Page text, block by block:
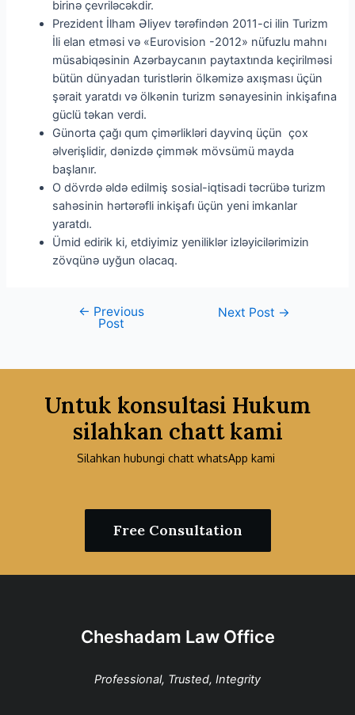
birinə çevriləcəkdir.
Prezident İlham Əliyev tərəfindən 2011-ci ilin Turizm
İli elan etməsi və «Eurovision -2012» nüfuzlu mahnı
müsabiqəsinin Azərbaycanın paytaxtında keçirilməsi
bütün dünyadan turistlərin ölkəmizə axışması üçün
şərait yaratdı və ölkənin turizm sənayesinin inkişafına
güclü təkan verdi.
Günorta çağı qum çimərlikləri dayvinq üçün çox
əlverişlidir, dənizdə çimmək mövsümü mayda
başlanır.
O dövrdə əldə edilmiş sosial-iqtisadi təcrübə turizm
sahəsinin hərtərəfli inkişafı üçün yeni imkanlar
yaratdı.
Ümid edirik ki, etdiyimiz yeniliklər izləyicilərimizin
zövqünə uyğun olacaq.
← Previous
Post
Next Post →
Untuk konsultasi Hukum
silahkan chatt kami
Silahkan hubungi chatt whatsApp kami
Free Consultation
Cheshadam Law Office
Professional, Trusted, Integrity